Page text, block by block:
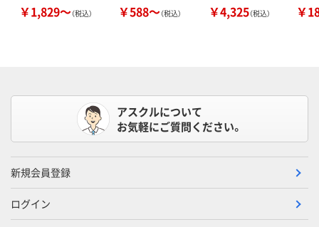
￥1,829～（税込） ￥588～（税込） ￥4,325（税込） ￥
アスクルについて
お気軽にご質問ください。
新規会員登録
ログイン